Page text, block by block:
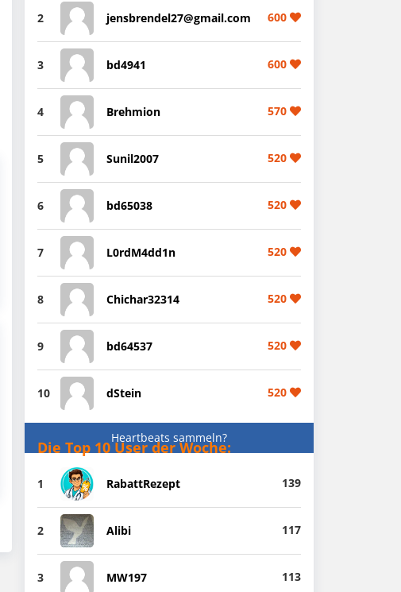
2 jensbrendel27@gmail.com 600
3 bd4941 600
4 Brehmion 570
5 Sunil2007 520
6 bd65038 520
7 L0rdM4dd1n 520
8 Chichar32314 520
9 bd64537 520
10 dStein 520
Heartbeats sammeln?
Die Top 10 User der Woche:
1 RabattRezept 139
2 Alibi 117
3 MW197 113